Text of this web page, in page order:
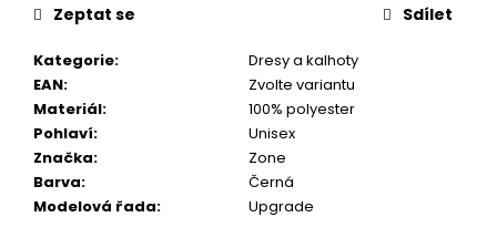
Kategorie:
Dresy a kalhoty
EAN:
Zvolte variantu
Materiál:
100% polyester
Pohlaví:
Unisex
Značka:
Zone
Barva:
Černá
Modelová řada: Upgrade
Zeptat se Sdílet
u
e
m
e